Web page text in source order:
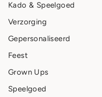
Kado & Speelgoed
Verzorging
Gepersonaliseerd
Feest
Grown Ups
Speelgoed